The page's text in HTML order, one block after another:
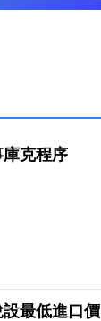
克程序
最低進口價